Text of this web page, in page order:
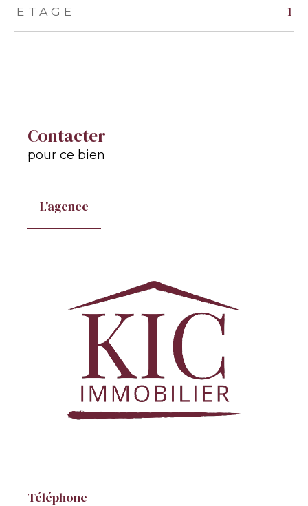
ETAGE 1
Contacter
pour ce bien
L'agence
Téléphone